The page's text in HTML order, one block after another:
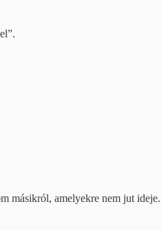
másikról, amelyekre nem jut ideje.